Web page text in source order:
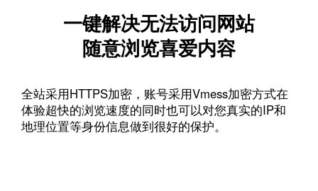
一键解决无法访问网站
随意浏览喜爱内容
全站采用HTTPS加密，账号采用Vmess加密方式在
体验超快的浏览速度的同时也可以对您真实的IP和
地理位置等身份信息做到很好的保护。